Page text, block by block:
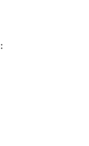
морозильных камер